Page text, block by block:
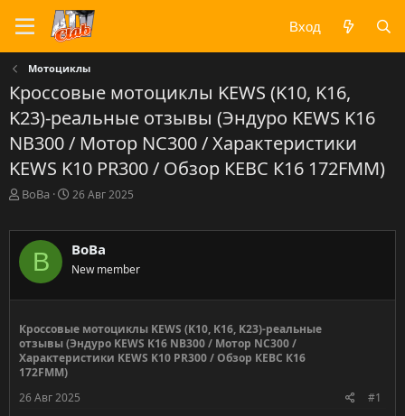
Вход
Мотоциклы
Кроссовые мотоциклы KEWS (K10, K16,
K23)-реальные отзывы (Эндуро KEWS K16
NB300 / Мотор NC300 / Характеристики
KEWS K10 PR300 / Обзор КЕВС К16 172FMM)
А
о
р
т
ы
BoBa
Д
а
н
а
л
а
26 Авг 2025
B BoBa
New member
Кроссовые мотоциклы KEWS (K10, K16, K23)-реальные
отзывы (Эндуро KEWS K16 NB300 / Мотор NC300 /
Характеристики KEWS K10 PR300 / Обзор КЕВС К16
172FMM)
26 Авг 2025
#1